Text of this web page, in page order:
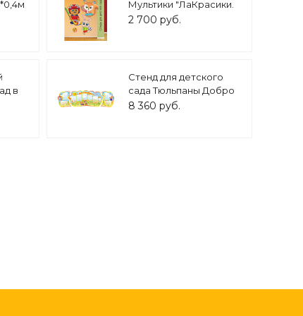
Мультики "ЛаКрасики.
Спортсмены" арт.
2 700 руб.
в
Стенд для детского
сада Тюльпаны Добро
пожаловать фигурный
8 360 руб.